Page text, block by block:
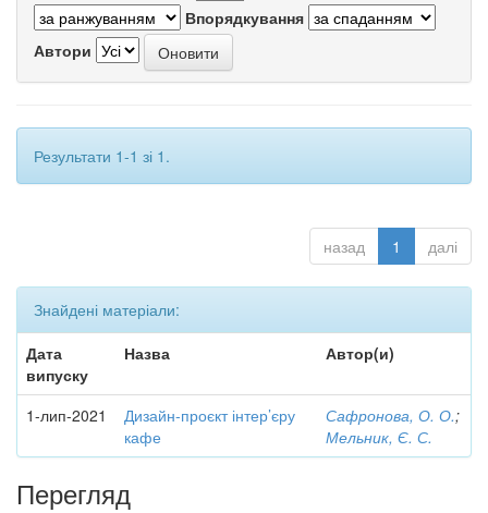
Впорядкування
Автори
Результати 1-1 зі 1.
назад 1 далі
Знайдені матеріали:
Дата
випуску
Назва Автор(и)
1-лип-2021
Дизайн-проєкт інтер’єру
кафе
Сафронова, О. О.;
Мельник, Є. С.
Перегляд